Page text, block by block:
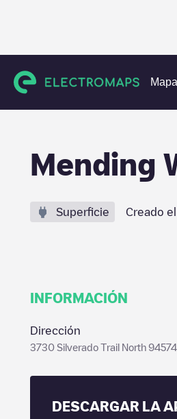
Mapa
Estaciones de carga Estados
Mending
Superficie Creado el
INFORMACIÓN
Dirección
3730 Silverado Trail North 94574
DESCARGAR LA